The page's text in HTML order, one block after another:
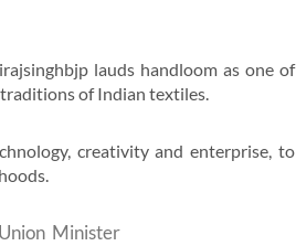
lauds handloom as one of
of Indian textiles.
creativity and enterprise, to
Minister